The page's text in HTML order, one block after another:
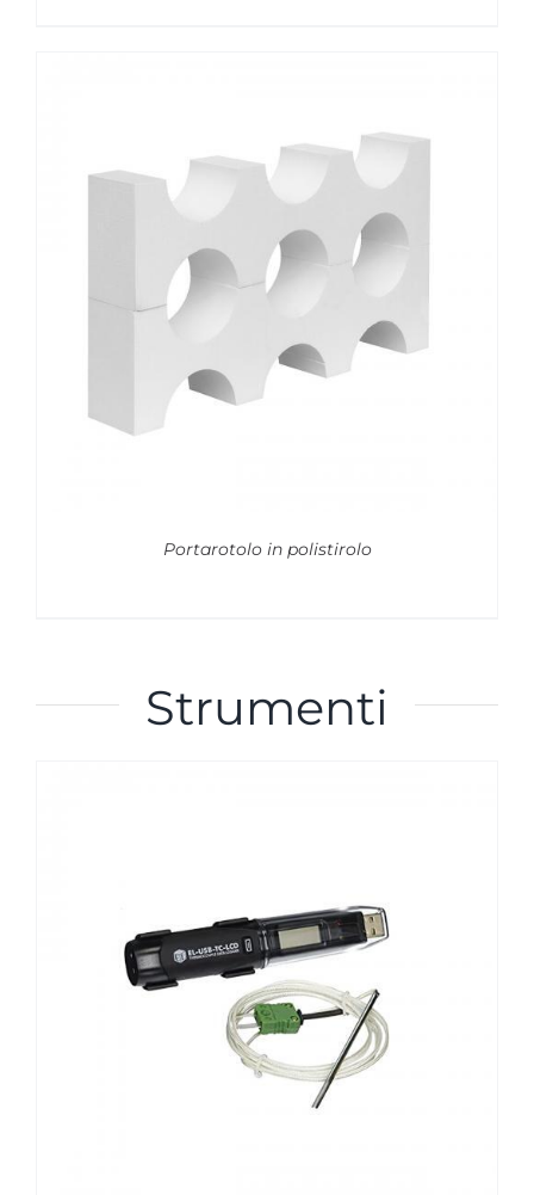
Portarotolo in polistirolo
Strumenti